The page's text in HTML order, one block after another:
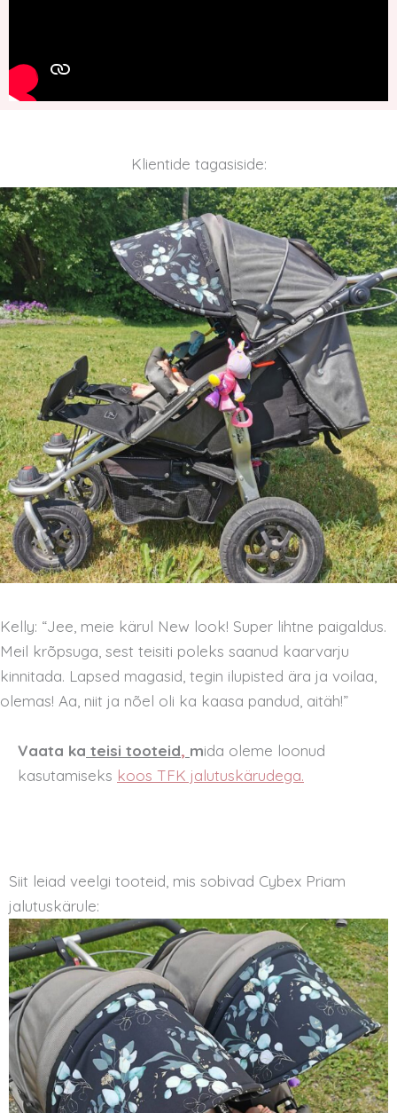
Klientide tagasiside:
Kelly: “Jee, meie kärul New look! Super lihtne paigaldus.
Meil krõpsuga, sest teisiti poleks saanud kaarvarju
kinnitada. Lapsed magasid, tegin ilupisted ära ja voilaa,
olemas! Aa, niit ja nõel oli ka kaasa pandud, aitäh!”
Vaata ka teisi tooteid, mida oleme loonud
kasutamiseks koos TFK jalutuskärudega.
Siit leiad veelgi tooteid, mis sobivad Cybex Priam
jalutuskärule: